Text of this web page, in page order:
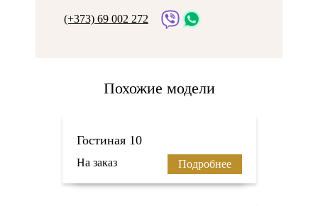
(+373) 69 002 272
Похожие модели
Гостиная 10
На заказ Подробнее